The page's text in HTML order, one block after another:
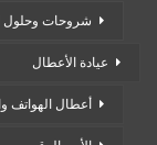
شروحات وحلول
عيادة الأعطال
أعطال الهواتف